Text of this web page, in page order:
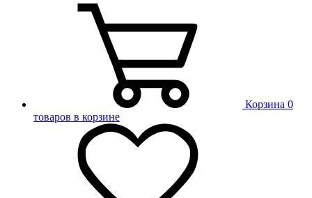
Корзина 0
товаров в корзине